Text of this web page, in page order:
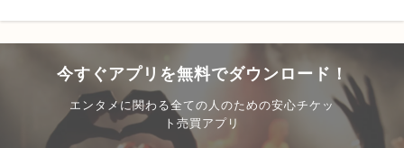
今すぐアプリを無料でダウンロード！
エンタメに関わる全ての人のための安心チケッ
ト売買アプリ